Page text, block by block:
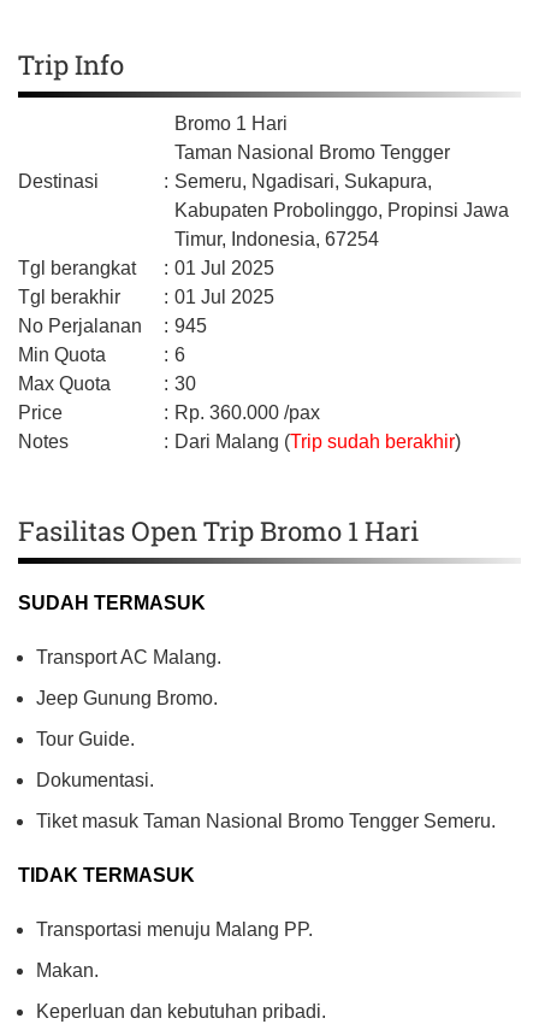
Trip Info
Destinasi :
Bromo 1 Hari
Taman Nasional Bromo Tengger
Semeru, Ngadisari, Sukapura,
Kabupaten Probolinggo, Propinsi Jawa
Timur, Indonesia, 67254
Tgl berangkat
: 01 Jul 2025
Tgl berakhir
: 01 Jul 2025
No Perjalanan
: 945
Min Quota
: 6
Max Quota
: 30
Price
: Rp. 360.000 /pax
Notes
: Dari Malang (Trip sudah berakhir)
Fasilitas Open Trip Bromo 1 Hari
SUDAH TERMASUK
Transport AC Malang.
Jeep Gunung Bromo.
Tour Guide.
Dokumentasi.
Tiket masuk Taman Nasional Bromo Tengger Semeru.
TIDAK TERMASUK
Transportasi menuju Malang PP.
Makan.
Keperluan dan kebutuhan pribadi.